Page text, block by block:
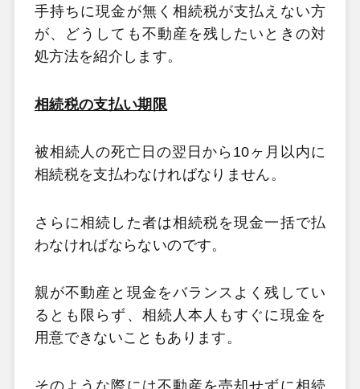
手持ちに現金が無く相続税が支払えない方
が、どうしても不動産を残したいときの対
処方法を紹介します。
相続税の支払い期限
被相続人の死亡日の翌日から10ヶ月以内に
相続税を支払わなければなりません。
さらに相続した者は相続税を現金一括で払
わなければならないのです。
親が不動産と現金をバランスよく残してい
るとも限らず、相続人本人もすぐに現金を
用意できないこともあります。
そのような際には不動産を売却せずに相続